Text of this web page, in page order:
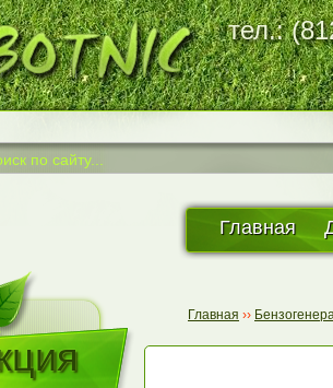
тел.:
Главная
Главная ››